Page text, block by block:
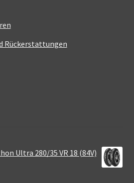
Rückerstattungen
Ultra 280/35 VR 18 (84V)